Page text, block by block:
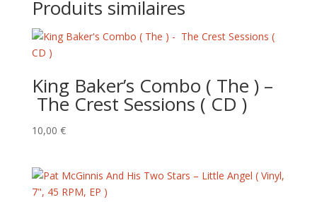
Produits similaires
King Baker’s Combo ( The ) –
The Crest Sessions ( CD )
10,00 €